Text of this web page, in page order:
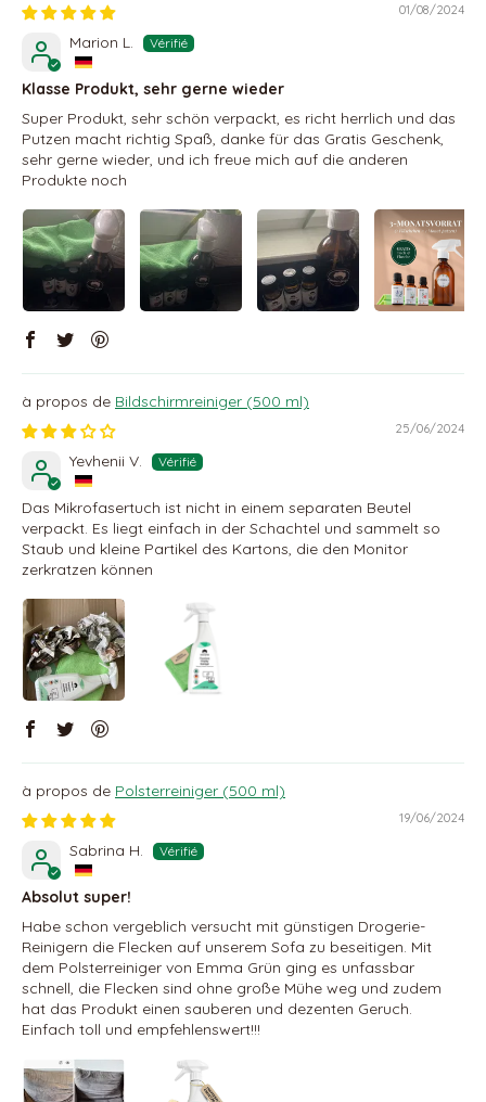
01/08/2024
Marion L.
Klasse Produkt, sehr gerne wieder
Super Produkt, sehr schön verpackt, es richt herrlich und das
Putzen macht richtig Spaß, danke für das Gratis Geschenk,
sehr gerne wieder, und ich freue mich auf die anderen
Produkte noch
Bildschirmreiniger (500 ml)
25/06/2024
Yevhenii V.
Das Mikrofasertuch ist nicht in einem separaten Beutel
verpackt. Es liegt einfach in der Schachtel und sammelt so
Staub und kleine Partikel des Kartons, die den Monitor
zerkratzen können
Polsterreiniger (500 ml)
19/06/2024
Sabrina H.
Absolut super!
Habe schon vergeblich versucht mit günstigen Drogerie-
Reinigern die Flecken auf unserem Sofa zu beseitigen. Mit
dem Polsterreiniger von Emma Grün ging es unfassbar
schnell, die Flecken sind ohne große Mühe weg und zudem
hat das Produkt einen sauberen und dezenten Geruch.
Einfach toll und empfehlenswert!!!